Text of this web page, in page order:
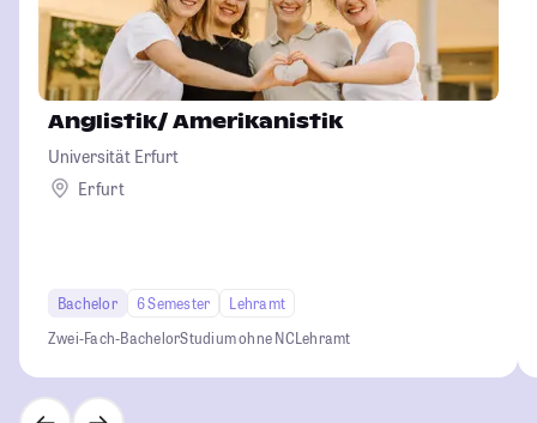
Anglistik/ Amerikanistik
Universität Erfurt
Erfurt
Bachelor 6 Semester
Lehramt
Zwei-Fach-BachelorStudium ohne NCLehramt